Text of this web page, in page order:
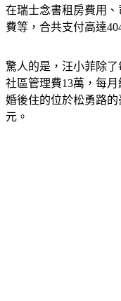
費等，合共支付高達
社區管理費13萬，每
婚後住的位於松勇路
元。